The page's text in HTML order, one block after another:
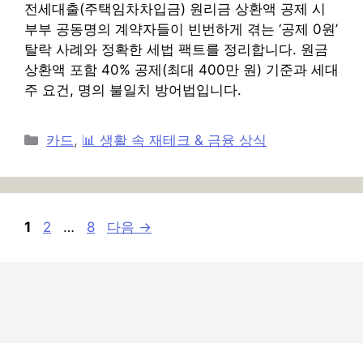
전세대출(주택임차차입금) 원리금 상환액 공제 시
부부 공동명의 계약자들이 빈번하게 겪는 ‘공제 0원’
탈락 사례와 정확한 세법 팩트를 정리합니다. 원금
상환액 포함 40% 공제(최대 400만 원) 기준과 세대
주 요건, 명의 불일치 방어법입니다.
카
고
리
카드, 📊 생활 속 재테크 & 금융 상식
페
1
페
2 …
페
8 다음 →